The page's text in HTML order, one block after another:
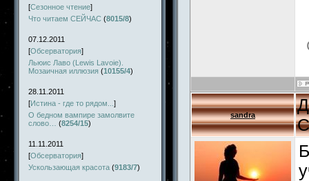
[Сезонное чтение]
Что читаем СЕЙЧАС (8015/8)
07.12.2011
[Обсерватория]
Льюис Лаво (Lewis Lavoie).
Мозаичная иллюзия (10155/4)
28.11.2011
[Истина - где то рядом... ]
О бедном вампире замолвите
слово…
(8254/15)
11.11.2011
[Обсерватория]
Ускользающая красота (9183/7)
sandra